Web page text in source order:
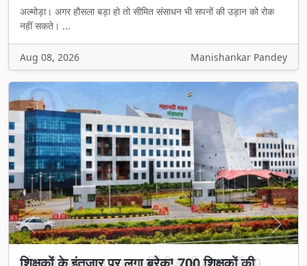
अल्मोड़ा। अगर हौसला बड़ा हो तो सीमित संसाधन भी सपनों की उड़ान को रोक
नहीं सकते। ...
Aug 08, 2026 Manishankar Pandey
Previous Next